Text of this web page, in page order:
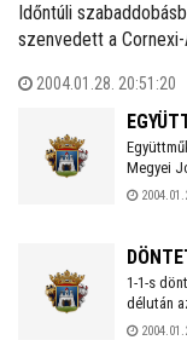
Időntúli
szenvedett a
volt.2004.01.28. 20:51:20
Megyei
1-1-s
délután